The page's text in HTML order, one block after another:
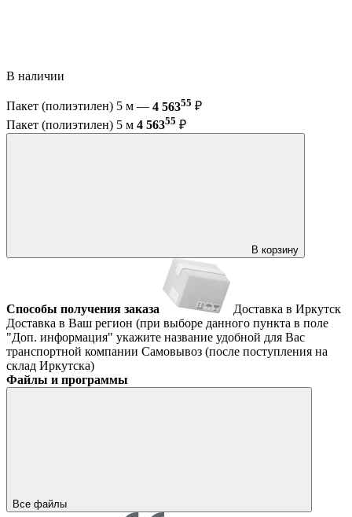
В наличии
Пакет (полиэтилен) 5 м — 4 56355 ₽
Пакет (полиэтилен) 5 м 4 56355 ₽
В корзину
Способы получения заказа
Доставка в Иркутск
Доставка в Ваш регион (при выборе данного пункта в поле
"Доп. информация" укажите название удобной для Вас
транспортной компании Самовывоз (после поступления на
склад Иркутска)
Файлы и программы
Все файлы